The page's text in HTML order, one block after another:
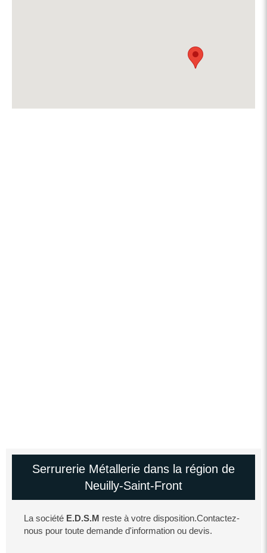
Serrurerie Métallerie dans la région de
Neuilly-Saint-Front
La société E.D.S.M reste à votre disposition.Contactez-
nous pour toute demande d'information ou devis.